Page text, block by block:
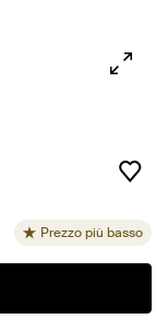
Prezzo più basso